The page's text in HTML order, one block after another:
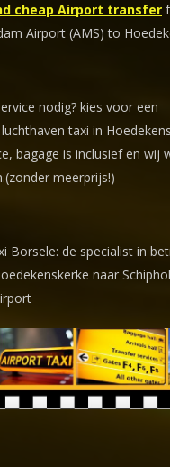
cheap Airport transfer
Airport (AMS) to
nodig? kies voor een
taxi in
bagage is inclusief en wij
meerprijs!)
Borsele: de specialist in
naar Schiphol